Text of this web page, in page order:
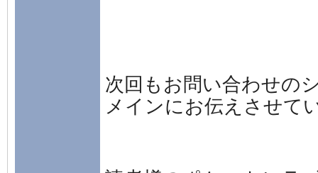
次回もお問い合わせの
メインにお伝えさせて